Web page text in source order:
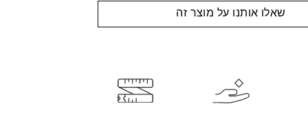
שאלו אותנו על מוצר זה